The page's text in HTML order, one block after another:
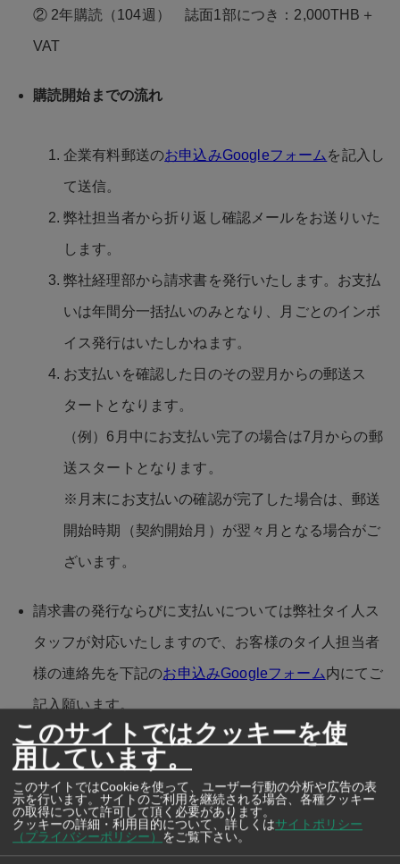
② 2年購読（104週） 誌面1部につき：2,000THB＋
VAT
購読開始までの流れ
企業有料郵送のお申込みGoogleフォーム を記入し
て送信。
弊社担当者から折り返し確認メールをお送りいた
します。
弊社経理部から請求書を発行いたします。お支払
いは年間分一括払いのみとなり、月ごとのインボ
イス発行はいたしかねます。
お支払いを確認した日のその翌月からの郵送ス
タートとなります。
（例）6月中にお支払い完了の場合は7月からの郵
送スタートとなります。
※月末にお支払いの確認が完了した場合は、郵送
開始時期（契約開始月）が翌々月となる場合がご
ざいます。
請求書の発行ならびに支払いについては弊社タイ人ス
タッフが対応いたしますので、お客様のタイ人担当者
様の連絡先を下記のお申込みGoogleフォーム内にてご
記入願います。
この企業有料郵送サービスの契約は自動更新となりま
すので予めご了承願います。
企業有料郵送サービスに関するお問い合わせはこちら
このサイトではクッキーを使
用しています。
このサイトではCookieを使って、ユーザー行動の分析や広告の表
示を行います。サイトのご利用を継続される場合、各種クッキー
の取得について許可して頂く必要があります。
クッキーの詳細・利用目的について、詳しくはサイトポリシー
（プライバシーポリシー）
をご覧下さい。